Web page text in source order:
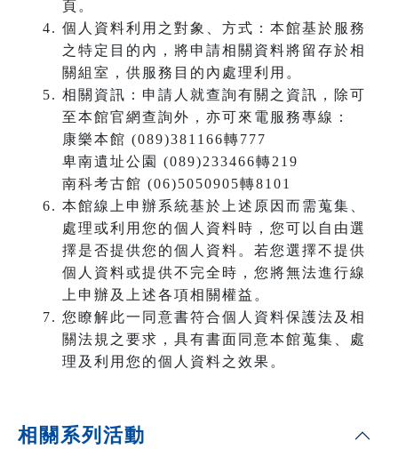
頁。
個人資料利用之對象、方式：本館基於服務
之特定目的內，將申請相關資料將留存於相
關組室，供服務目的內處理利用。
相關資訊：申請人就查詢有關之資訊，除可
至本館官網查詢外，亦可來電服務專線：
康樂本館 (089)381166轉777
卑南遺址公園 (089)233466轉219
南科考古館 (06)5050905轉8101
本館線上申辦系統基於上述原因而需蒐集、
處理或利用您的個人資料時，您可以自由選
擇是否提供您的個人資料。若您選擇不提供
個人資料或提供不完全時，您將無法進行線
上申辦及上述各項相關權益。
您瞭解此一同意書符合個人資料保護法及相
關法規之要求，具有書面同意本館蒐集、處
理及利用您的個人資料之效果。
相關系列活動